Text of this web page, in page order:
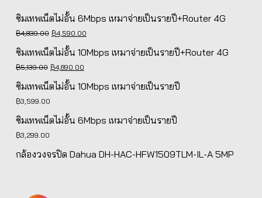
ซิมเทพเน็ตไม่อั้น 6Mbps เหมาจ่ายเป็นรายปี+Router 4G
฿4,839.00 Original
price
฿4,839.00.
฿4,590.00Current
ซิมเทพเน็ตไม่อั้น 10Mbps เหมาจ่ายเป็นรายปี+Router 4G
฿5,139.00 Original
price
฿4,890.00Current
ซิมเทพเน็ตไม่อั้น 10Mbps เหมาจ่ายเป็นรายปี
฿3,599.00
ซิมเทพเน็ตไม่อั้น 6Mbps เหมาจ่ายเป็นรายปี
฿3,299.00
กล้องวงจรปิด Dahua DH-HAC-HFW1509TLM-IL-A 5MP